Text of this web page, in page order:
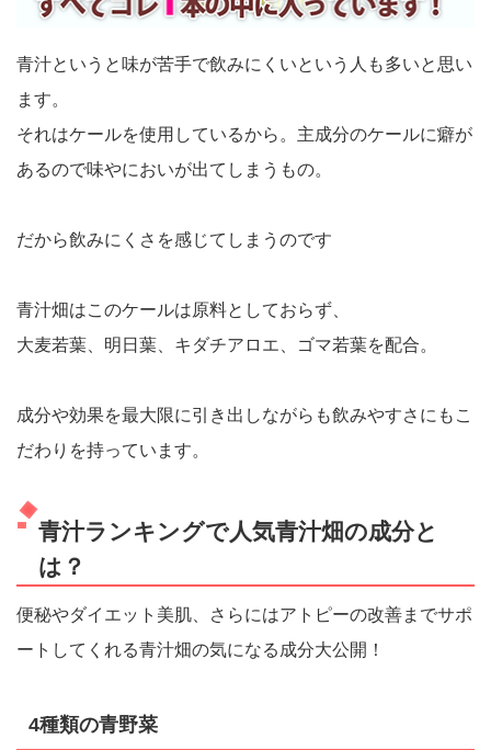
青汁というと味が苦手で飲みにくいという人も多いと思い
ます。
それはケールを使用しているから。主成分のケールに癖が
あるので味やにおいが出てしまうもの。
だから飲みにくさを感じてしまうのです
青汁畑はこのケールは原料としておらず、
大麦若葉、明日葉、キダチアロエ、ゴマ若葉を配合。
成分や効果を最大限に引き出しながらも飲みやすさにもこ
だわりを持っています。
青汁ランキングで人気青汁畑の成分と
は？
便秘やダイエット美肌、さらにはアトピーの改善までサポ
ートしてくれる青汁畑の気になる成分大公開！
4種類の青野菜